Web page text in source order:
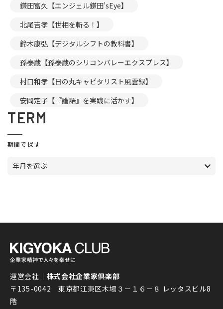
鎌田富久【エンジェル鎌田’sEye】
北尾吉孝【世相を斬る！】
鈴木康弘【デジタルシフトの教科書】
孫泰蔵【孫泰蔵のシリコンバレーエクスプレス】
村口和孝【日の丸キャピタリスト風雲録】
安岡定子【『論語』を実践に活かす】
TERM
期間で探す
年月を選ぶ
運営会社｜ 株式会社企業家倶楽部
〒135-0042 東京都江東区木場３－１６－８ レッタスビル8
階